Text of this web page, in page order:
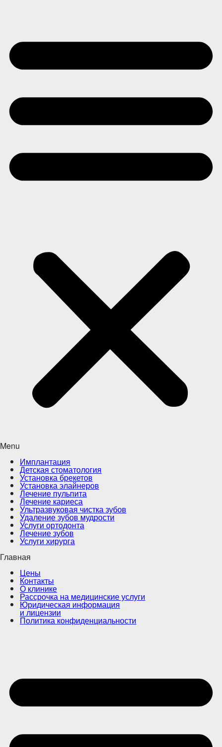
Menu
Имплантация
Детская стоматология
Установка брекетов
Установка элайнеров
Лечение пульпита
Лечение кариеса
Ультразвуковая чистка зубов
Удаление зубов мудрости
Услуги ортодонта
Лечение зубов
Услуги хирурга
Главная
Цены
Контакты
О клинике
Рассрочка на медицинские услуги
Юридическая информация
и лицензии
Политика конфиденциальности